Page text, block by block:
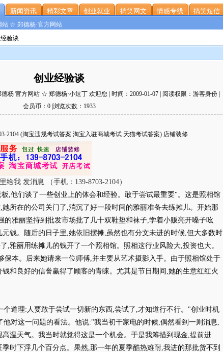
新闻资讯 精彩文章 创业就业 搞笑网文 情感专线 搞笑短信
站 ☆ 郑德杨·官方网站
验谈
创业经验谈
杨 官方网站 ☆ 郑德杨·小逗丁 欢迎您 | 时间：2009-01-07 | 阅读权限：游客身份 |
会员币：0 |浏览次数：1933
2104 (淘宝违规考试答案 淘宝入驻商城考试 天猫考试答案) 店铺装修
,他们谈了一些创业上的体会和经验。敢于尝试最重要"。这是照相馆
所在的公司关门了,消沉了好一段时间的雅丽准备去练摊儿。开始那
的雅丽坚持到批发市场批了几十双鞋垫和袜子,学着小贩亮开嗓子吆
钱。随后的日子里,她依旧摆摊,虽然也有分文未进的时候,但大多数时
,雅丽用练摊儿的钱开了一个照相馆。照相这行业风险大,投资也大。
保本。后来她请来一位师傅,并主要从艺术摄影入手。由于照相馆处于
和良好的信誉赢得了顾客的青睐。尤其是节日期间,她的生意红红火
道理:人要敢于尝试一切新的东西,尝试了,才知道行不行。"创业时机
对这一问题的看法。他说:"我当初干家电的时候,偶然看到一则消息,
温天气。我当时就觉得这是一个机会。于是我筹措到现金,提前进
时下浮几个百分点。果然,那一年的夏季酷热难耐,我进的那批货不到